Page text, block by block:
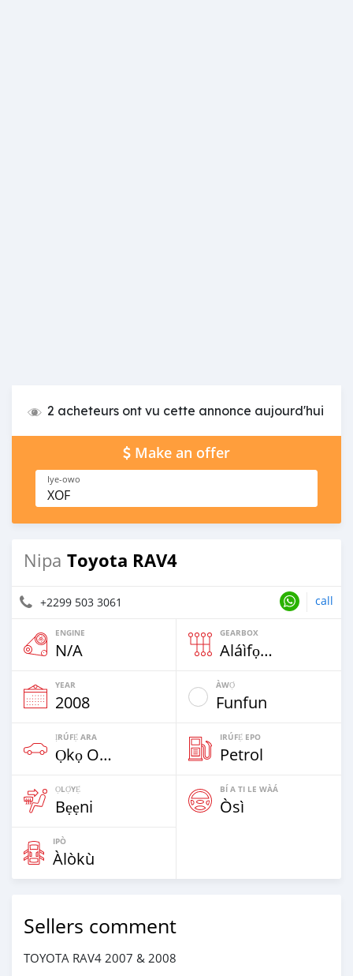
2 acheteurs ont vu cette annonce aujourd'hui
Make an offer
Iye-owo
XOF
Nipa Toyota RAV4
+2299 503 3061 call
ENGINE
N/A
GEARBOX
Aláìfọwọ́yí
YEAR
2008
ÀWỌ̀
Funfun
ỊRÚFẸ́ ARA
Ọkọ Oní Wiili Mẹrin & SUVs
IRÚFẸ́ EPO
Petrol
ỌLỌ́YẸ́
Bẹẹni
BÍ A TI LE WÀÁ
Òsì
IPÒ
Àlòkù
Sellers comment
TOYOTA RAV4 2007 & 2008